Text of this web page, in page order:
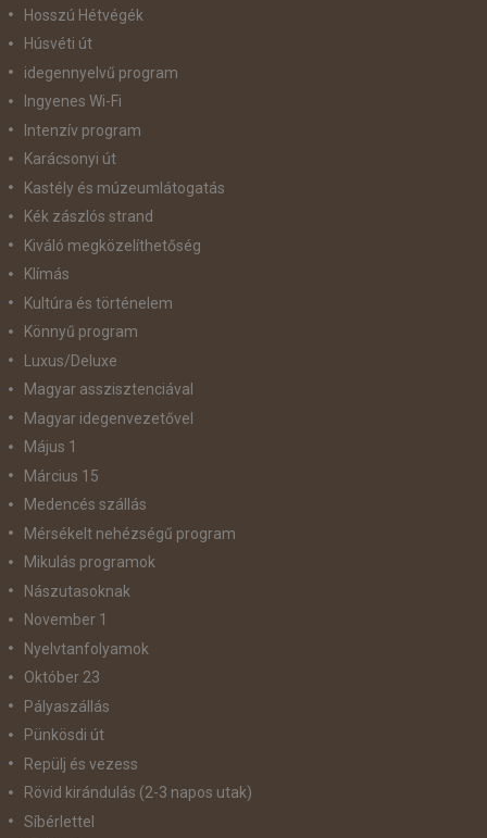
Hosszú Hétvégék
Húsvéti út
idegennyelvű program
Ingyenes Wi-Fi
Intenzív program
Karácsonyi út
Kastély és múzeumlátogatás
Kék zászlós strand
Kiváló megközelíthetőség
Klímás
Kultúra és történelem
Könnyű program
Luxus/Deluxe
Magyar asszisztenciával
Magyar idegenvezetővel
Május 1
Március 15
Medencés szállás
Mérsékelt nehézségű program
Mikulás programok
Nászutasoknak
November 1
Nyelvtanfolyamok
Október 23
Pályaszállás
Pünkösdi út
Repülj és vezess
Rövid kirándulás (2-3 napos utak)
Síbérlettel